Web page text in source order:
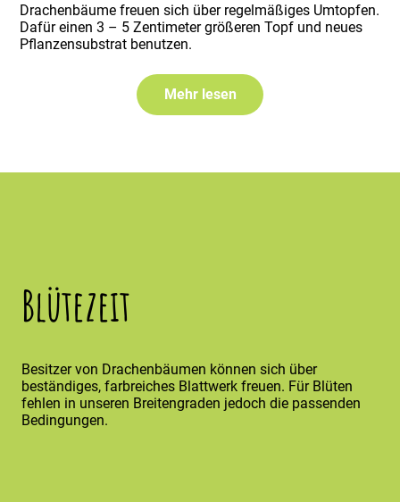
Drachenbäume freuen sich über regelmäßiges Umtopfen.
Dafür einen 3 – 5 Zentimeter größeren Topf und neues
Pflanzensubstrat benutzen.
Mehr lesen
Blütezeit
Besitzer von Drachenbäumen können sich über
beständiges, farbreiches Blattwerk freuen. Für Blüten
fehlen in unseren Breitengraden jedoch die passenden
Bedingungen.